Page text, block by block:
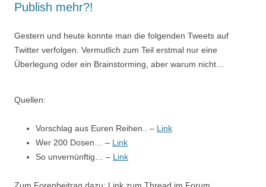
Publish mehr?!
Gestern und heute konnte man die folgenden Tweets auf
Twitter verfolgen. Vermutlich zum Teil erstmal nur eine
Überlegung oder ein Brainstorming, aber warum nicht…
Quellen:
Vorschlag aus Euren Reihen.. – Link
Wer 200 Dosen… – Link
So unvernünftig… – Link